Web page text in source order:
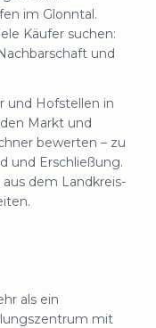
im Glonntal.
Käufer suchen:
und
und Hofstellen in
Markt und
bewerten – zu
und Erschließung.
dem Landkreis-
als ein
mit